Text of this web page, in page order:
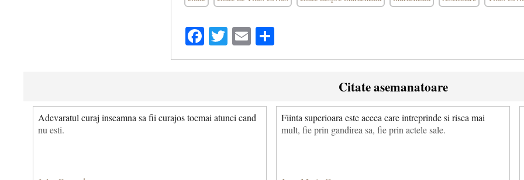
Facebook
Twitter
Email
Citate asemanatoare
Adevaratul curaj inseamna sa fii curajos tocmai atunci cand
nu esti.
Fiinta superioara este aceea care intreprinde si risca mai
mult, fie prin gandirea sa, fie prin actele sale.